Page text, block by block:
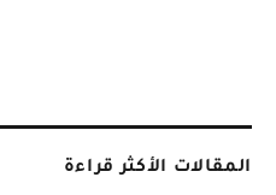
المقالات الأكثر قراءة